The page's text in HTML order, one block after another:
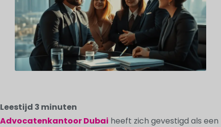
Leestijd 3 minuten
Advocatenkantoor Dubai heeft zich gevestigd als een